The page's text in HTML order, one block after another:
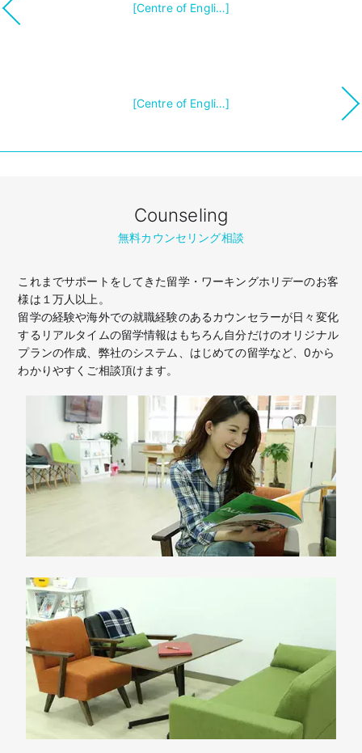
[Centre of Engli…]
[Centre of Engli…]
Counseling
無料カウンセリング相談
これまでサポートをしてきた留学・ワーキングホリデーのお客
様は１万人以上。
留学の経験や海外での就職経験のあるカウンセラーが日々変化
するリアルタイムの留学情報はもちろん自分だけのオリジナル
プランの作成、弊社のシステム、はじめての留学など、0から
わかりやすくご相談頂けます。